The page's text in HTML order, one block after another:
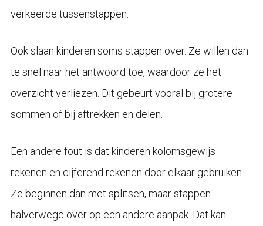
verkeerde tussenstappen.
Ook slaan kinderen soms stappen over. Ze willen dan
te snel naar het antwoord toe, waardoor ze het
overzicht verliezen. Dit gebeurt vooral bij grotere
sommen of bij aftrekken en delen.
Een andere fout is dat kinderen kolomsgewijs
rekenen en cijferend rekenen door elkaar gebruiken.
Ze beginnen dan met splitsen, maar stappen
halverwege over op een andere aanpak. Dat kan